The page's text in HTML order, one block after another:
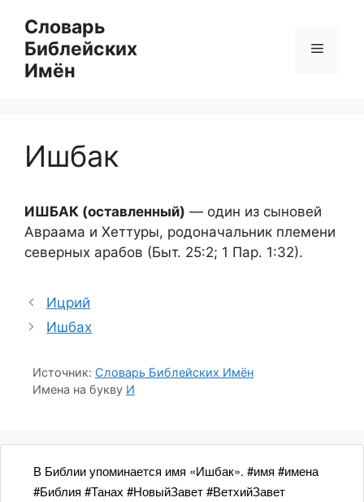
содержимому
Словарь
Библейских
Имён
Меню
Ишбак
ИШБАК (оставленный) — один из сыновей
Авраама и Хеттуры, родоначальник племени
северных арабов (Быт. 25:2; 1 Пар. 1:32).
Ицрий
Ишбах
Источник: Словарь Библейских Имён
Имена на букву И
В Библии упоминается имя «Ишбак». #имя #имена
#Библия #Танах #НовыйЗавет #ВетхийЗавет